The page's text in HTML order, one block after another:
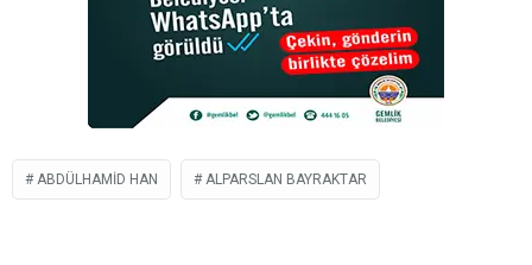
ABDÜLHAMID HAN ALPARSLAN BAYRAKTAR